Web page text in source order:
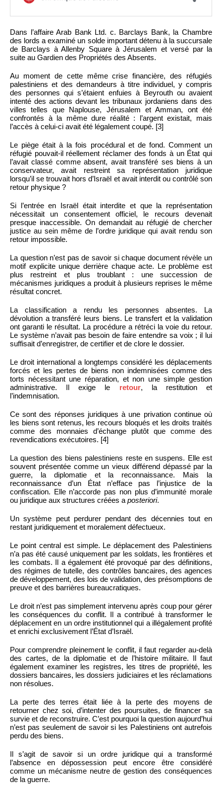
Dans l’affaire Arab Bank Ltd. c. Barclays Bank, la Chambre
des lords a examiné un solde important détenu à la succursale
de Barclays à Allenby Square à Jérusalem et versé par la
suite au Gardien des Propriétés des Absents.
Au moment de cette même crise financière, des réfugiés
palestiniens et des demandeurs à titre individuel, y compris
des personnes qui s’étaient enfuies à Beyrouth ou avaient
intenté des actions devant les tribunaux jordaniens dans des
villes telles que Naplouse, Jérusalem et Amman, ont été
confrontés à la même dure réalité : l’argent existait, mais
l’accès à celui-ci avait été légalement coupé. [3]
Le piège était à la fois procédural et de fond. Comment un
réfugié pouvait-il réellement réclamer des fonds à un État qui
l’avait classé comme absent, avait transféré ses biens à un
conservateur, avait restreint sa représentation juridique
lorsqu’il se trouvait hors d’Israël et avait interdit ou contrôlé son
retour physique ?
Si l’entrée en Israël était interdite et que la représentation
nécessitait un consentement officiel, le recours devenait
presque inaccessible. On demandait au réfugié de chercher
justice au sein même de l’ordre juridique qui avait rendu son
retour impossible.
La question n’est pas de savoir si chaque document révèle un
motif explicite unique derrière chaque acte. Le problème est
plus restreint et plus troublant : une succession de
mécanismes juridiques a produit à plusieurs reprises le même
résultat concret.
La classification a rendu les personnes absentes. La
dévolution a transféré leurs biens. Le transfert et la validation
ont garanti le résultat. La procédure a rétréci la voie du retour.
Le système n’avait pas besoin de faire entendre sa voix ; il lui
suffisait d’enregistrer, de certifier et de clore le dossier.
Le droit international a longtemps considéré les déplacements
forcés et les pertes de biens non indemnisées comme des
torts nécessitant une réparation, et non une simple gestion
administrative. Il exige le retour, la restitution et
l’indemnisation.
Ce sont des réponses juridiques à une privation continue où
les biens sont retenus, les recours bloqués et les droits traités
comme des monnaies d’échange plutôt que comme des
revendications exécutoires. [4]
La question des biens palestiniens reste en suspens. Elle est
souvent présentée comme un vieux différend dépassé par la
guerre, la diplomatie et la reconnaissance. Mais la
reconnaissance d’un État n’efface pas l’injustice de la
confiscation. Elle n’accorde pas non plus d’immunité morale
ou juridique aux structures créées a posteriori.
Un système peut perdurer pendant des décennies tout en
restant juridiquement et moralement défectueux.
Le point central est simple. Le déplacement des Palestiniens
n’a pas été causé uniquement par les soldats, les frontières et
les combats. Il a également été provoqué par des définitions,
des régimes de tutelle, des contrôles bancaires, des agences
de développement, des lois de validation, des présomptions de
preuve et des barrières bureaucratiques.
Le droit n’est pas simplement intervenu après coup pour gérer
les conséquences du conflit. Il a contribué à transformer le
déplacement en un ordre institutionnel qui a illégalement profité
et enrichi exclusivement l’État d’Israël.
Pour comprendre pleinement le conflit, il faut regarder au-delà
des cartes, de la diplomatie et de l’histoire militaire. Il faut
également examiner les registres, les titres de propriété, les
dossiers bancaires, les dossiers judiciaires et les réclamations
non résolues.
La perte des terres était liée à la perte des moyens de
retourner chez soi, d’intenter des poursuites, de financer sa
survie et de reconstruire. C’est pourquoi la question aujourd’hui
n’est pas seulement de savoir si les Palestiniens ont autrefois
perdu des biens.
Il s’agit de savoir si un ordre juridique qui a transformé
l’absence en dépossession peut encore être considéré
comme un mécanisme neutre de gestion des conséquences
de la guerre.